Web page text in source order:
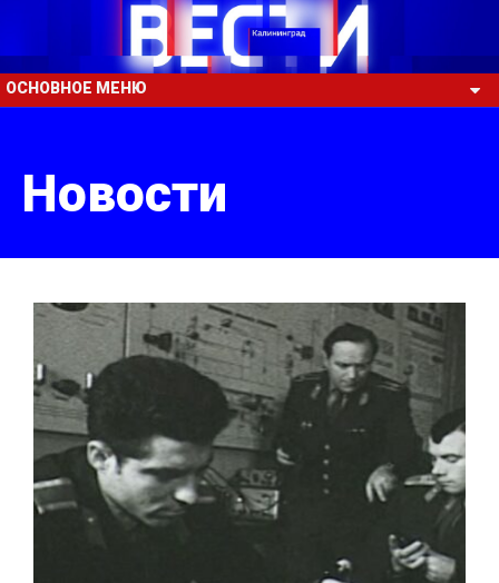
ОСНОВНОЕ МЕНЮ
Новости